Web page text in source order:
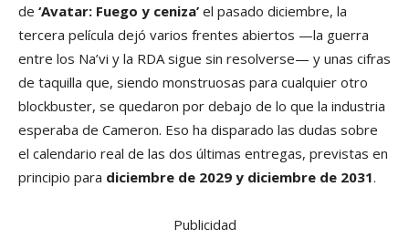
de ‘Avatar: Fuego y ceniza’ el pasado diciembre, la
tercera película dejó varios frentes abiertos —la guerra
entre los Na’vi y la RDA sigue sin resolverse— y unas cifras
de taquilla que, siendo monstruosas para cualquier otro
blockbuster, se quedaron por debajo de lo que la industria
esperaba de Cameron. Eso ha disparado las dudas sobre
el calendario real de las dos últimas entregas, previstas en
principio para diciembre de 2029 y diciembre de 2031.
Publicidad